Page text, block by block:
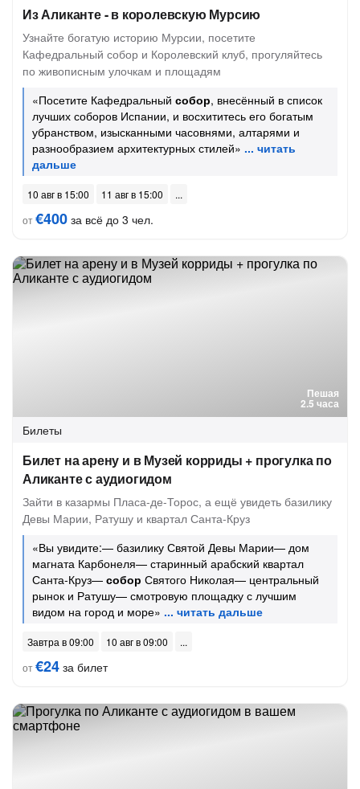
Из Аликанте - в королевскую Мурсию
Узнайте богатую историю Мурсии, посетите
Кафедральный собор и Королевский клуб, прогуляйтесь
по живописным улочкам и площадям
«Посетите Кафедральный собор, внесённый в список
лучших соборов Испании, и восхититесь его богатым
убранством, изысканными часовнями, алтарями и
разнообразием архитектурных стилей»
10 авг в 15:00
11 авг в 15:00
от€400 за всё до 3 чел.
Пешая
2.5 часа
Билеты
Билет на арену и в Музей корриды + прогулка по
Аликанте с аудиогидом
Зайти в казармы Пласа-де-Торос, а ещё увидеть базилику
Девы Марии, Ратушу и квартал Санта-Круз
«Вы увидите:— базилику Святой Девы Марии— дом
магната Карбонеля— старинный арабский квартал
Санта-Круз— собор Святого Николая— центральный
рынок и Ратушу— смотровую площадку с лучшим
видом на город и море»
Завтра в 09:00
10 авг в 09:00
от€24 за билет